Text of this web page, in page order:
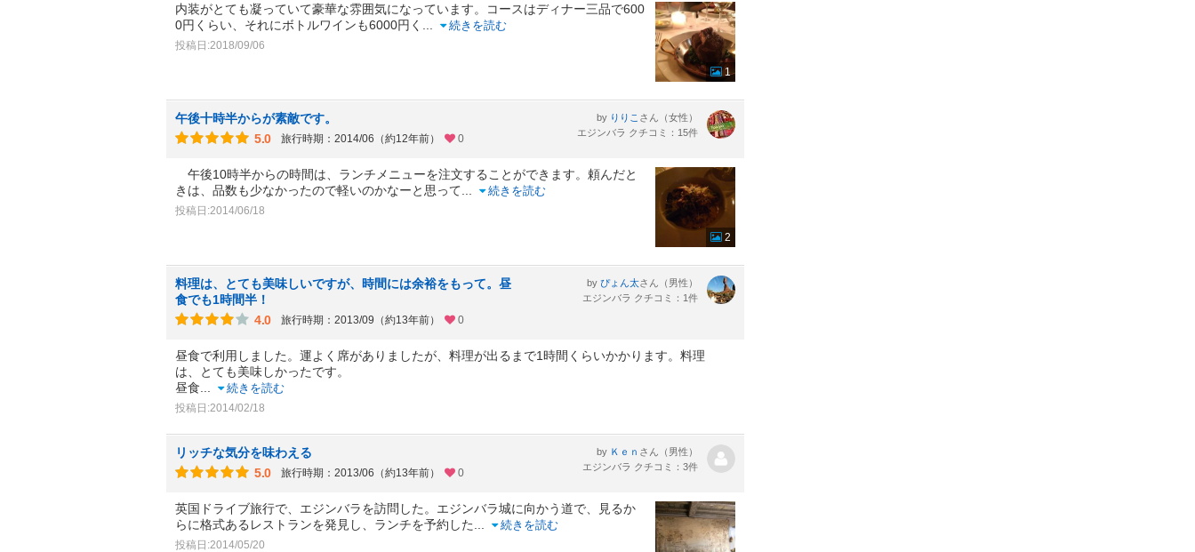
内装がとても凝っていて豪華な雰囲気になっています。コースはディナー三品で600
0円くらい、それにボトルワインも6000円く
続きを読む
投稿日:2018/09/06
1
午後十時半からが素敵です。
5.0
旅行時期：2014/06（約12年前） 0
by りりこ さん（女性）
エジンバラ クチコミ：15件
午後10時半からの時間は、ランチメニューを注文することができます。頼んだと
きは、品数も少なかったので軽いのかなーと思って
続きを読む
投稿日:2014/06/18
2
料理は、とても美味しいですが、時間には余裕をもって。昼
食でも1時間半！
4.0
旅行時期：2013/09（約13年前） 0
by ぴょん太さん（男性）
エジンバラ クチコミ：1件
昼食で利用しました。運よく席がありましたが、料理が出るまで1時間くらいかかります。料理
は、とても美味しかったです。
昼食
続きを読む
投稿日:2014/02/18
リッチな気分を味わえる
5.0
旅行時期：2013/06（約13年前） 0
by Ｋｅｎ さん（男性）
エジンバラ クチコミ：3件
英国ドライブ旅行で、エジンバラを訪問した。エジンバラ城に向かう道で、見るか
らに格式あるレストランを発見し、ランチを予約した
続きを読む
投稿日:2014/05/20